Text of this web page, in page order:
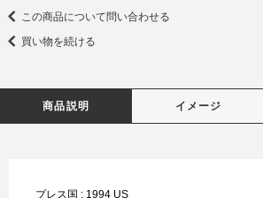
この商品について問い合わせる
買い物を続ける
商品説明 イメージ
プレス国 : 1994 US